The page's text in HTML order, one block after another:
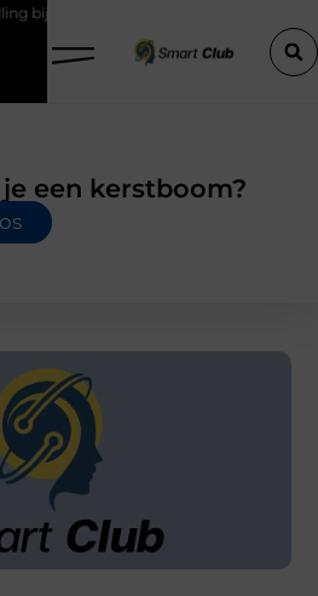
een kerstboom?